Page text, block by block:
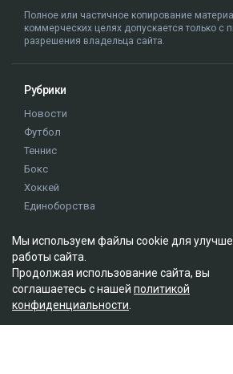
Полное или частичное копирование
коммерческих целях допускается только с
разрешения владельца сайта.
Рубрики
Новости
Футбол
Теннис
Бокс
Хоккей
Единоборства
Олимпиада
Редакция
О проекте
Мы используем файлы cookie для
работы сайта.
Продолжая использование сайта, вы
соглашаетесь с нашей политикой
конфиденциальности